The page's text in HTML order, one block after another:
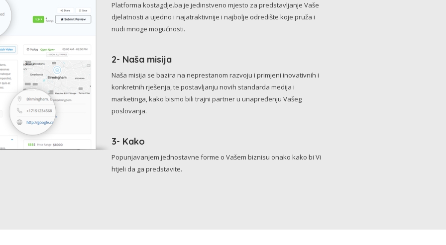
Platforma kostagdje.ba je jedinstveno mjesto za predstavljanje Vaše
djelatnosti a ujedno i najatraktivnije i najbolje odredište koje pruža i
nudi mnoge mogućnosti.
2- Naša misija
Naša misija se bazira na neprestanom razvoju i primjeni inovativnih i
konkretnih rješenja, te postavljanju novih standarda medija i
marketinga, kako bismo bili trajni partner u unapređenju Vašeg
poslovanja.
3- Kako
Popunjavanjem jednostavne forme o Vašem biznisu onako kako bi Vi
htjeli da ga predstavite.